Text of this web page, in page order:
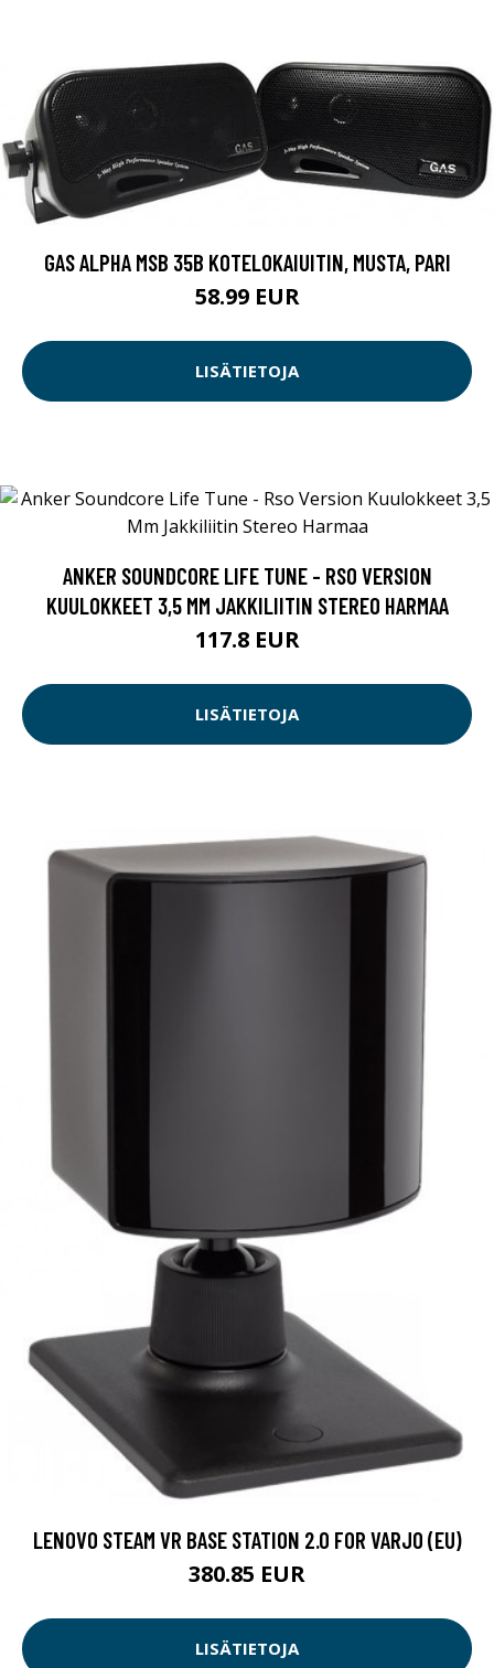
GAS ALPHA MSB 35B KOTELOKAIUITIN, MUSTA, PARI
58.99 EUR
LISÄTIETOJA
ANKER SOUNDCORE LIFE TUNE - RSO VERSION
KUULOKKEET 3,5 MM JAKKILIITIN STEREO HARMAA
117.8 EUR
LISÄTIETOJA
LENOVO STEAM VR BASE STATION 2.0 FOR VARJO (EU)
380.85 EUR
LISÄTIETOJA